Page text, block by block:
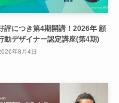
評につき第4期開講！2026年 顧
動デザイナー認定講座(第4期)
年8月4日